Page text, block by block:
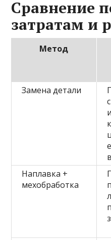
Сравнение
затратам и
Метод
Замена детали
Наплавка +
мехобработка